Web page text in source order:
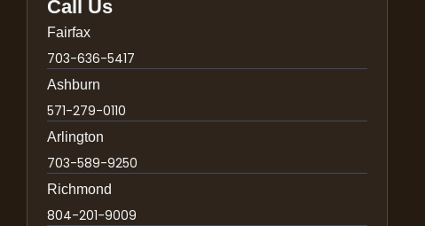
Call Us
Fairfax
703-636-5417
Ashburn
571-279-0110
Arlington
703-589-9250
Richmond
804-201-9009